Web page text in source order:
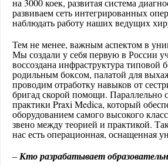
на 3000 коек, развитая система
развиваем сеть интегрированных
наблюдать работу наших ведущих
Тем не менее, важным аспектом в
Мы создали у себя первую в России
воссоздана инфраструктура
родильным боксом, палатой для
проводим отработку навыков от
бригад скорой помощи. Параллельно
практики Praxi Medica, который
оборудованием самого высокого
звено между теорией и практикой.
нас есть операционная, оснащенная
– Кто разрабатывает